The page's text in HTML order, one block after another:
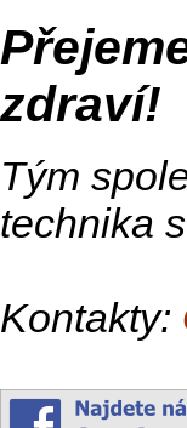
zdraví!
Tým
technika
Kontakty: